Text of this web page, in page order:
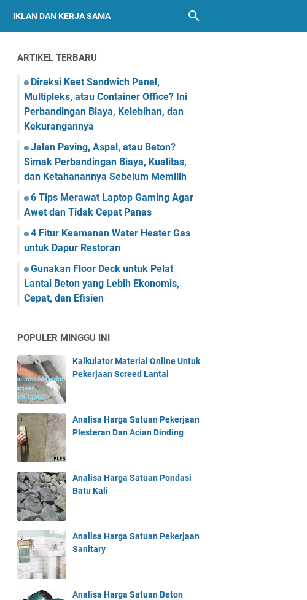
IKLAN DAN KERJA SAMA
ARTIKEL TERBARU
Direksi Keet Sandwich Panel,
Multipleks, atau Container Office? Ini
Perbandingan Biaya, Kelebihan, dan
Kekurangannya
Jalan Paving, Aspal, atau Beton?
Simak Perbandingan Biaya, Kualitas,
dan Ketahanannya Sebelum Memilih
6 Tips Merawat Laptop Gaming Agar
Awet dan Tidak Cepat Panas
4 Fitur Keamanan Water Heater Gas
untuk Dapur Restoran
Gunakan Floor Deck untuk Pelat
Lantai Beton yang Lebih Ekonomis,
Cepat, dan Efisien
POPULER MINGGU INI
Kalkulator Material Online Untuk
Pekerjaan Screed Lantai
Analisa Harga Satuan Pekerjaan
Plesteran Dan Acian Dinding
Analisa Harga Satuan Pondasi
Batu Kali
Analisa Harga Satuan Pekerjaan
Sanitary
Analisa Harga Satuan Beton